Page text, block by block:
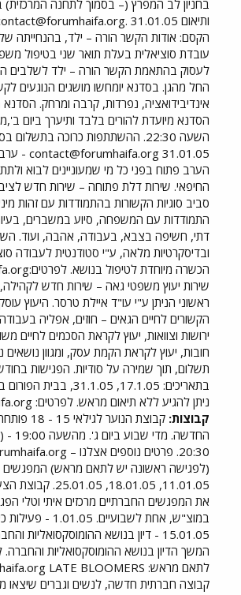
ותיאום
הקסם: אודות הקשר הורה – ילד, בהנחייתה
עובדת סוציאלית בעלת תואר שני בטיפול
לעסוק בהתאמת הקשר הורה – ילד לשלבים
החל מהגן. בסדנא יומחשו מושגים הנוגעים
אינדיבידואציה, נפרדות, קרבה ומרחק. הסדנא
השעה 22:30. ההשתתפות כרוכה בתשלום בסך 10ש"ח. לפרטים:
contact@forumhaifa.org
הערב פתוח בפני כל מי שמעוניינים לבוא
החיפאי. שירות דלת פתוחה – שירות חדש
סביב סוגיות הקשורות בהתמודדות עם זהות
התמודדות עם המשפחה, סיוע במשברים,
דתי, חשיפה בצבא, בעבודה, אהבה, ועוד.
ובדיסקרטיות מלאה, ע"י סטודנטית לעבודה
הכשרה מיוחדת לטיפול בנושא. לפרטים:
שירות יעוץ משפטי גאה – שירות חדש
ראשוני הניתן ע"י עו"ד איילת טרסר. היעוץ
הקשורים לחיים הגאים – חוזים, אפליה
ירושות וצוואות, יעוץ לקראת הסכמים לחיים
חובות, יעוץ לקראת הקמת עסק, ומגוון נושאים
תשלום, תוך שמירה על סודיות. הפגישות
בתאריכים: 17.1.05,
ניתן להגיע ללא תיאום מראש. לפרטים:
קבוצות:
קבוצת
20:30. פרטים נוספים אצלנו –
את המפגשים החברתיים מרכזים איתי וטלי
במוצ"ש, אחת
המשך הדיון בנושא ההומוסקסואליות
לתאם מראש:
קבוצה חברתית חדשה, לנשים וגברים שיצאו